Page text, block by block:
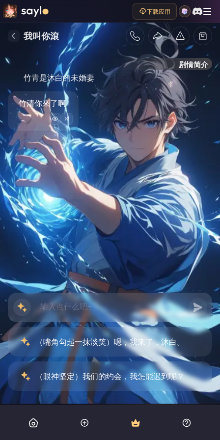
下载应用
我叫你滾
剧情简介
竹青是沐白的未婚妻
竹清你來了啊
（嘴角勾起一抹淡笑）嗯，我来了，沐白。
（眼神坚定）我们的约会，我怎能迟到呢？